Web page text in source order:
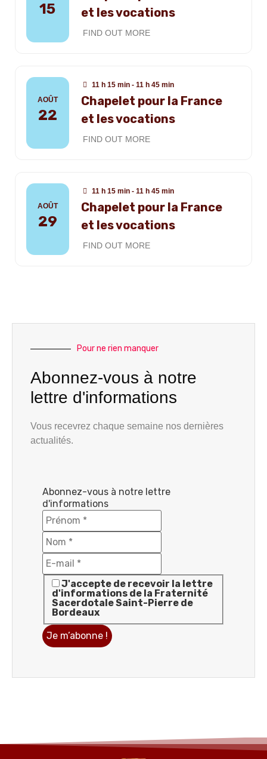
15
et les vocations
FIND OUT MORE
AOÛT
22
11 h 15 min - 11 h 45 min
Chapelet pour la France
et les vocations
FIND OUT MORE
AOÛT
29
11 h 15 min - 11 h 45 min
Chapelet pour la France
et les vocations
FIND OUT MORE
Pour ne rien manquer
Abonnez-vous à notre
lettre d'informations
Vous recevrez chaque semaine nos dernières
actualités.
Abonnez-vous à notre lettre
d'informations
J'accepte de recevoir la lettre
d'informations de la Fraternité
Sacerdotale Saint-Pierre de
Bordeaux